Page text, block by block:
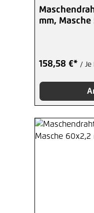
mm, Masche
158,58 €* / Je